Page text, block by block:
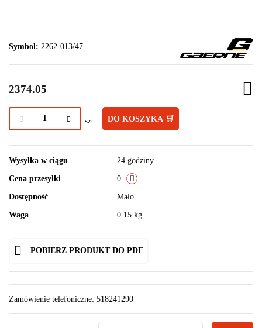
Symbol: 2262-013/47
2374.05
szt. DO KOSZYKA 🛒
Wysyłka w ciągu 24 godziny
Cena przesyłki 0
Dostępność Mało
Waga 0.15 kg
POBIERZ PRODUKT DO PDF
Zamówienie telefoniczne: 518241290